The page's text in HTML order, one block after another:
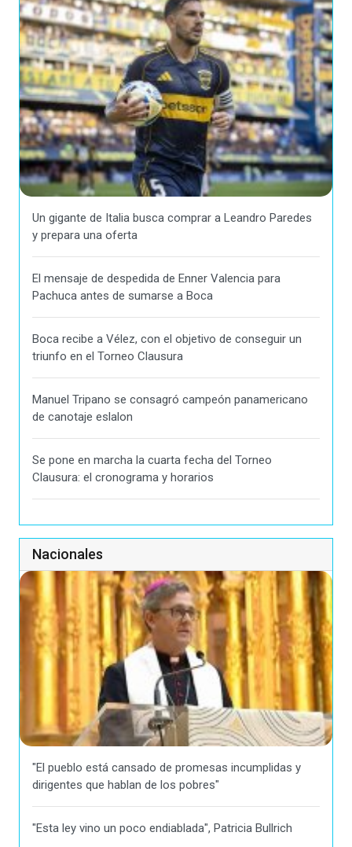
Un gigante de Italia busca comprar a Leandro Paredes
y prepara una oferta
El mensaje de despedida de Enner Valencia para
Pachuca antes de sumarse a Boca
Boca recibe a Vélez, con el objetivo de conseguir un
triunfo en el Torneo Clausura
Manuel Tripano se consagró campeón panamericano
de canotaje eslalon
Se pone en marcha la cuarta fecha del Torneo
Clausura: el cronograma y horarios
Nacionales
"El pueblo está cansado de promesas incumplidas y
dirigentes que hablan de los pobres"
"Esta ley vino un poco endiablada", Patricia Bullrich